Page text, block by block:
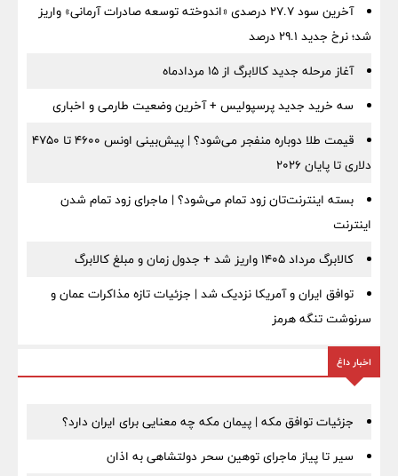
آخرین سود ۲۷.۷ درصدی «اندوخته توسعه صادرات آرمانی» واریز
شد؛ نرخ جدید ۲۹.۱ درصد
آغاز مرحله جدید کالابرگ از ۱۵ مردادماه
سه خرید جدید پرسپولیس + آخرین وضعیت طارمی و اخباری
قیمت طلا دوباره منفجر می‌شود؟ | پیش‌بینی اونس ۴۶۰۰ تا ۴۷۵۰
دلاری تا پایان ۲۰۲۶
بسته اینترنت‌تان زود تمام می‌شود؟ | ماجرای زود تمام شدن
اینترنت
کالابرگ مرداد ۱۴۰۵ واریز شد + جدول زمان و مبلغ کالابرگ
توافق ایران و آمریکا نزدیک شد | جزئیات تازه مذاکرات عمان و
سرنوشت تنگه هرمز
اخبار داغ
جزئیات توافق مکه | پیمان مکه چه معنایی برای ایران دارد؟
سیر تا پیاز ماجرای توهین سحر دولتشاهی به اذان